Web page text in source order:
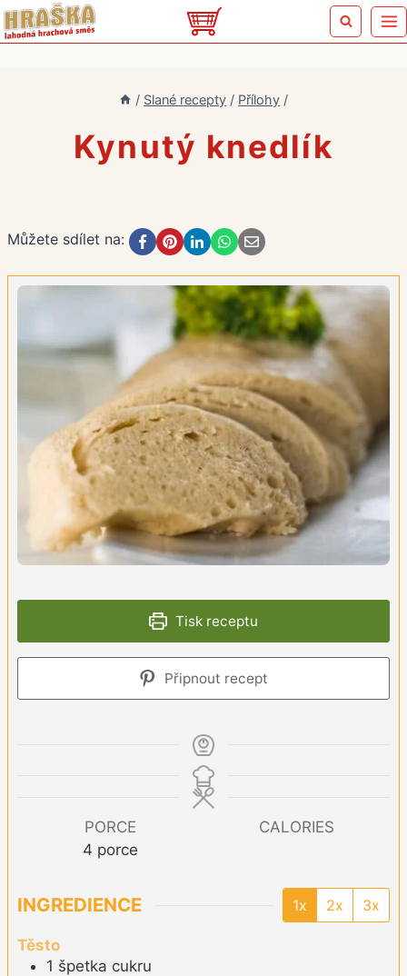
Přeskočit
na
/ Slané recepty / Přílohy /
Kynutý knedlík
Můžete sdílet na:
Tisk receptu
Připnout recept
PORCE
4 porce
CALORIES
INGREDIENCE 1x 2x 3x
Těsto
1 špetka cukru